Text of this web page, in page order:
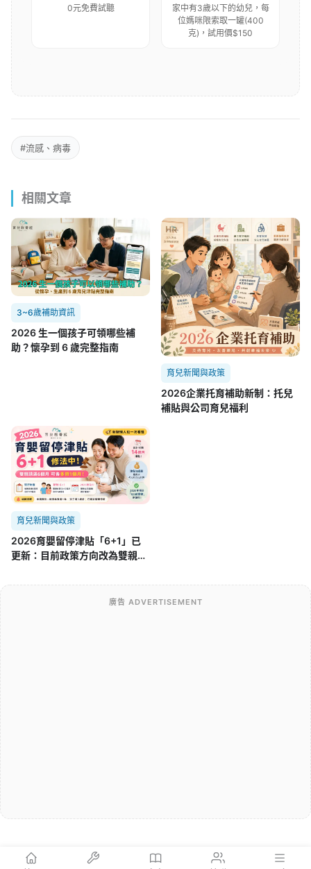
0元免費試聽
家中有3歲以下的幼兒，每
位媽咪限索取一罐(400
克)，試用價$150
#流感、病毒
相關文章
3~6歲補助資訊
2026 生一個孩子可領哪些補
助？懷孕到 6 歲完整指南
育兒新聞與政策
2026企業托育補助新制：托兒
補貼與公司育兒福利
育兒新聞與政策
2026育嬰留停津貼「6+1」已
更新：目前政策方向改為雙親
廣告 ADVERTISEMENT